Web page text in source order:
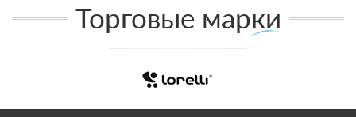
Торговые марки